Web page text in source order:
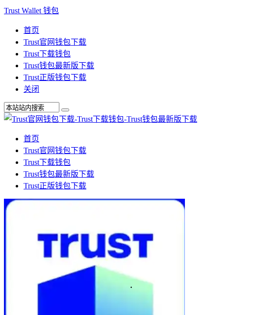
Trust Wallet 钱包
首页
Trust官网钱包下载
Trust下载钱包
Trust钱包最新版下载
Trust正版钱包下载
关闭
首页
Trust官网钱包下载
Trust下载钱包
Trust钱包最新版下载
Trust正版钱包下载